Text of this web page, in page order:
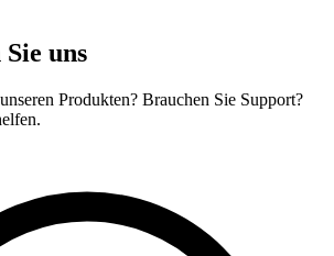
uns
Produkten? Brauchen Sie Support?